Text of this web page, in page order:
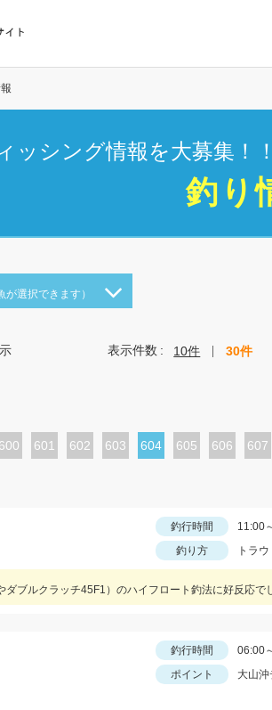
イト
ッシング情報を大募集！
釣り
が選択できます）
表示件数 10件 30件
ペ
600
ペ
601
ペ
602
ペ
603
カ
ジ
604
ペ
605
ペ
606
ペ
607
釣行時間
11:00
釣り方 トラ
ダブルクラッチ45F1）のハイフロート釣法に好反応で
釣行時間
06:00
ポイント
大山沖